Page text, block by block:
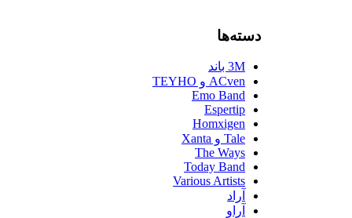
دسته‌ها
ACven و TEYHO
Emo Band
Espertip
Homxigen
Tale و Xanta
The Ways
Today Band
Various Artists